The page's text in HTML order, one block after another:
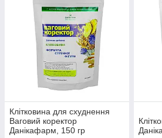
Клітковина для схуднення
Ваговий коректор
Данікафарм, 150 гр